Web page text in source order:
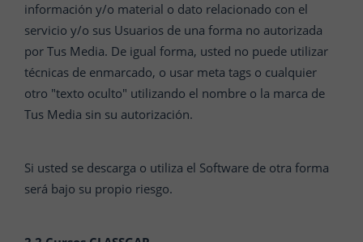
información y/o material o dato relacionado con el
servicio y/o sus Usuarios de una forma no autorizada
por Tus Media. De igual forma, usted no puede utilizar
técnicas de enmarcado, o usar meta tags o cualquier
otro "texto oculto" utilizando el nombre o la marca de
Tus Media sin su autorización.
Si usted se descarga o utiliza el Software de otra forma
será bajo su propio riesgo.